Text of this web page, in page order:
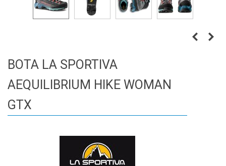
BOTA LA SPORTIVA
AEQUILIBRIUM HIKE WOMAN
GTX